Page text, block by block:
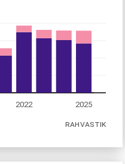
2022 2025
RAHVASTIK